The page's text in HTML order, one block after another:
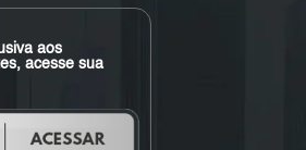
aos
acesse sua